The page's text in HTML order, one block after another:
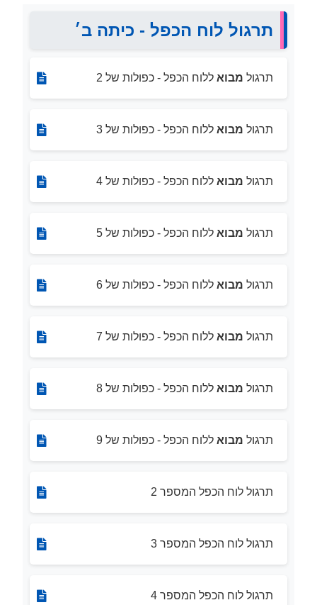
תרגול לוח הכפל - כיתה ב׳
תרגול מבוא ללוח הכפל - כפולות של 2
תרגול מבוא ללוח הכפל - כפולות של 3
תרגול מבוא ללוח הכפל - כפולות של 4
תרגול מבוא ללוח הכפל - כפולות של 5
תרגול מבוא ללוח הכפל - כפולות של 6
תרגול מבוא ללוח הכפל - כפולות של 7
תרגול מבוא ללוח הכפל - כפולות של 8
תרגול מבוא ללוח הכפל - כפולות של 9
תרגול לוח הכפל המספר 2
תרגול לוח הכפל המספר 3
תרגול לוח הכפל המספר 4